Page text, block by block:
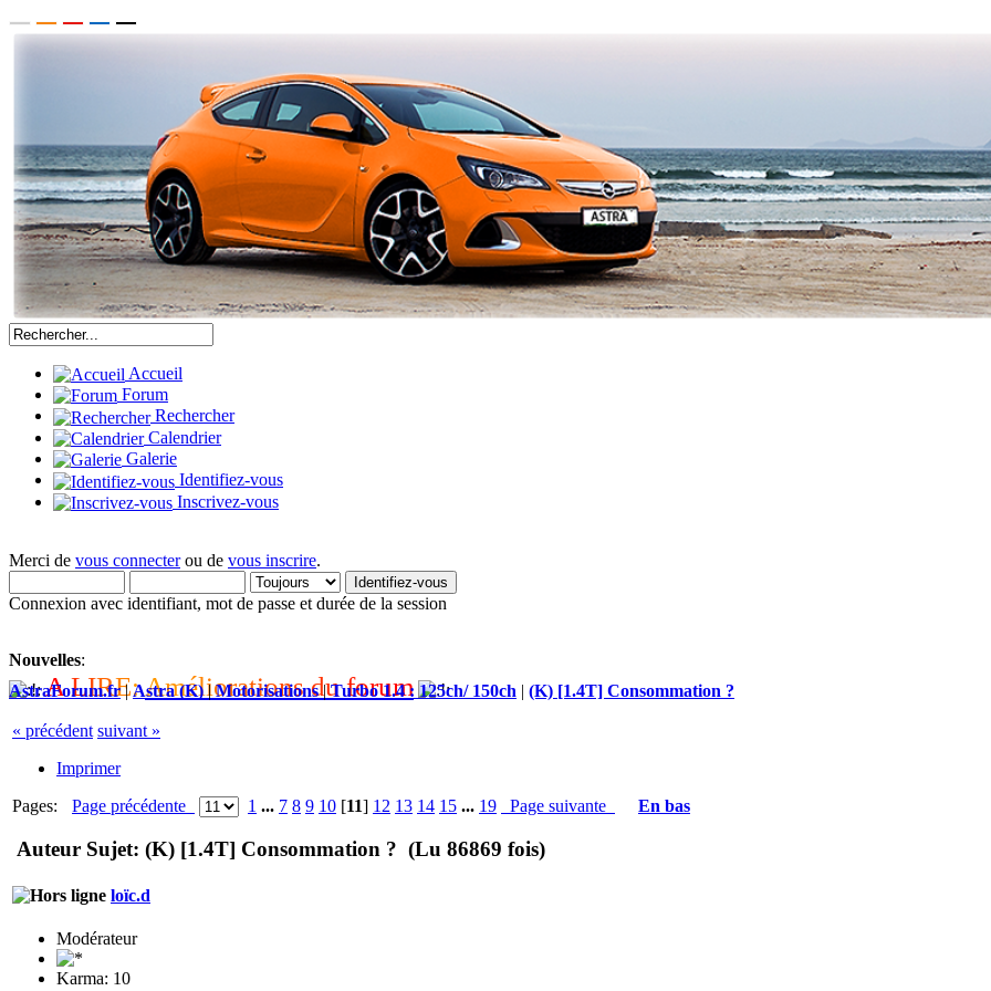
Accueil
Forum
Rechercher
Calendrier
Galerie
Identifiez-vous
Inscrivez-vous
Merci de vous connecterou de vous inscrire.
Connexion avec identifiant, mot de passe et durée de la session
Nouvelles:
A LIRE: Améliorations du forum
AstraForum.fr|Astra (K)|Motorisations|Turbo 1.4 : 125ch/ 150ch | (K) [1.4T] Consommation ?
« précédent suivant »
Imprimer
Pages:
Page précédente 1 ... 7 8 9 10 [11] 12 13 14 15 ... 19 Page suivante En bas
Auteur Sujet: (K) [1.4T] Consommation ? (Lu 86869 fois)
loïc.d
Modérateur
Karma: 10